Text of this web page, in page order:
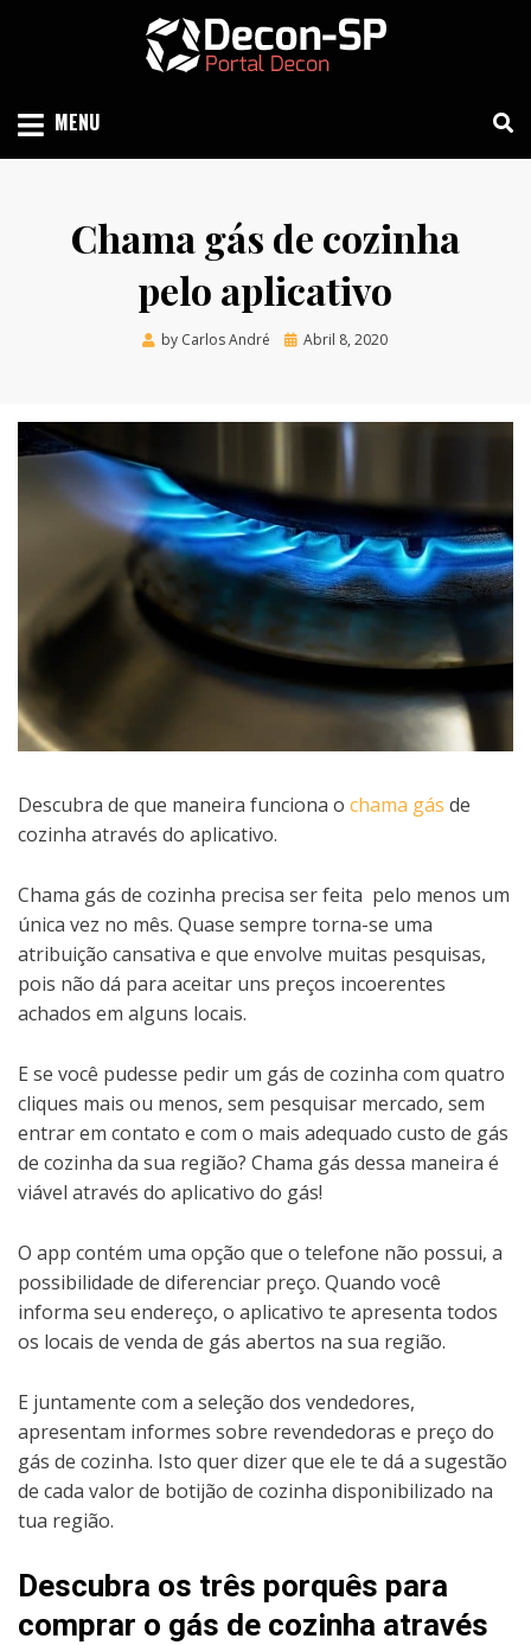
MENU
Chama gás de cozinha
pelo aplicativo
by Carlos André
Posted
Abril 8, 2020
Descubra de que maneira funciona o chama gás de
cozinha através do aplicativo.
Chama gás de cozinha precisa ser feita pelo menos um
única vez no mês. Quase sempre torna-se uma
atribuição cansativa e que envolve muitas pesquisas,
pois não dá para aceitar uns preços incoerentes
achados em alguns locais.
E se você pudesse pedir um gás de cozinha com quatro
cliques mais ou menos, sem pesquisar mercado, sem
entrar em contato e com o mais adequado custo de gás
de cozinha da sua região? Chama gás dessa maneira é
viável através do aplicativo do gás!
O app contém uma opção que o telefone não possui, a
possibilidade de diferenciar preço. Quando você
informa seu endereço, o aplicativo te apresenta todos
os locais de venda de gás abertos na sua região.
E juntamente com a seleção dos vendedores,
apresentam informes sobre revendedoras e preço do
gás de cozinha. Isto quer dizer que ele te dá a sugestão
de cada valor de botijão de cozinha disponibilizado na
tua região.
Descubra os três porquês para
comprar o gás de cozinha através